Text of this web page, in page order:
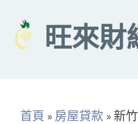
content
旺來財
首頁 » 房屋貸款 » 新